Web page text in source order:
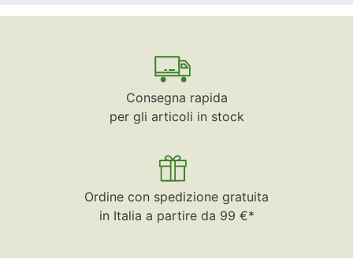
Consegna rapida
per gli articoli in stock
Ordine con spedizione gratuita
in Italia a partire da 99 €*